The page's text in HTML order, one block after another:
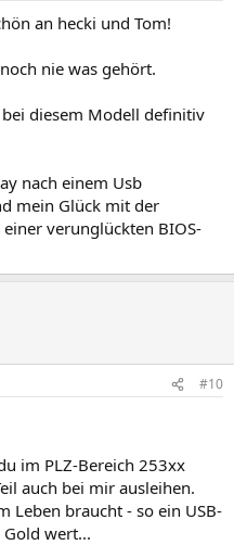
an hecki und Tom!
nie was gehört.
diesem Modell definitiv
nach einem Usb
mein Glück mit der
verunglückten BIOS-
#10
im PLZ-Bereich 253xx
auch bei mir ausleihen.
Leben braucht - so ein USB-
wert...